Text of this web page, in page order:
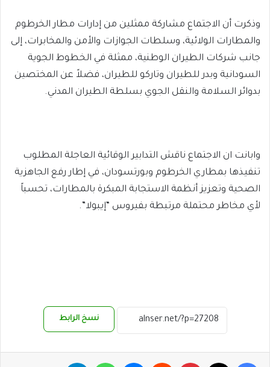
وذكرت أن الاجتماع مشاركة ممثلين من إدارات مطار الخرطوم
والمطارات الولائية، وسلطات الجوازات والأمن والمخابرات، إلى
جانب شركات الطيران الوطنية، ممثلة في الخطوط الجوية
السودانية وبدر للطيران وتاركو للطيران، فضلاً عن المختصين
بدوائر السلامة والنقل الجوي بسلطة الطيران المدني.
وابانت ان الاجتماع ناقش التدابير الوقائية العاجلة المطلوب
تنفيذها بمطاري الخرطوم وبورتسودان، في إطار رفع الجاهزية
الصحية وتعزيز أنظمة الاستجابة المبكرة بالمطارات، تحسباً
لأي مخاطر محتملة مرتبطة بفيروس “إيبولا”.
نسخ الرابط
فيسبوك بينتيريست ماسنجر واتساب